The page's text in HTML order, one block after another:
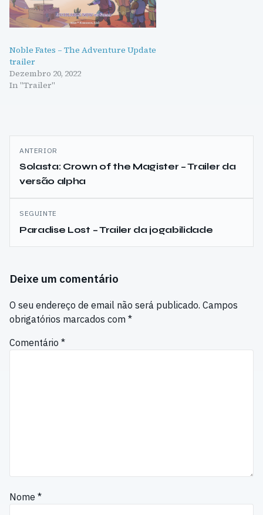
Noble Fates – The Adventure Update
trailer
Dezembro 20, 2022
In "Trailer"
Navegação
de
artigos
ANTERIOR
Solasta: Crown of the Magister – Trailer da
versão alpha
SEGUINTE
Paradise Lost – Trailer da jogabilidade
Deixe um comentário
O seu endereço de email não será publicado. Campos
obrigatórios marcados com *
Comentário *
Nome *